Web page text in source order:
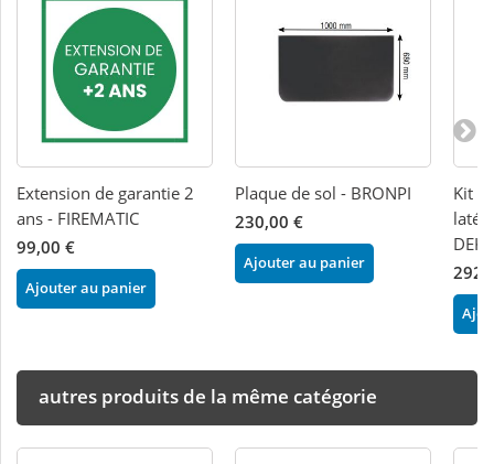
Extension de garantie 2
ans - FIREMATIC
99,00 €
Ajouter au panier
Plaque de sol - BRONPI
230,00 €
Ajouter au panier
Kit
autres produits de la même catégorie